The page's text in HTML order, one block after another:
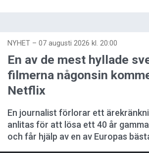
NYHET – 07 augusti 2026 kl. 20:00
En av de mest hyllade
filmerna någonsin
Netflix
En journalist förlorar ett
anlitas för att lösa ett 40 år
och får hjälp av en av Europas